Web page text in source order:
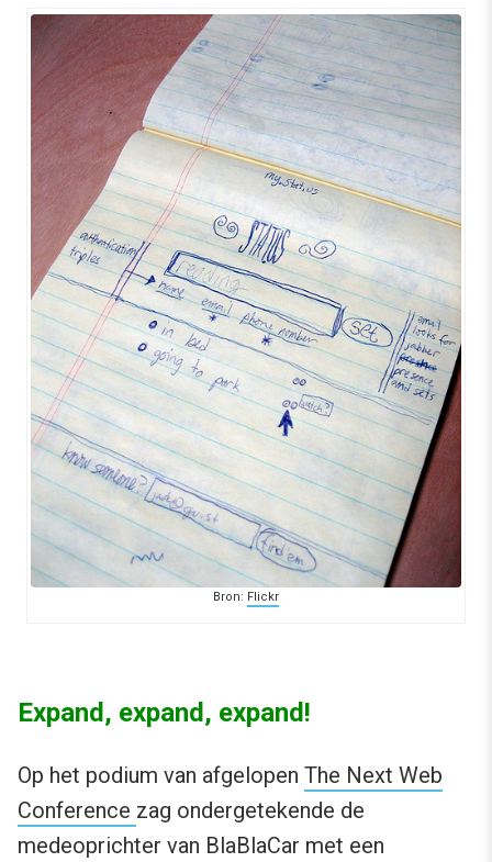
Bron: Flickr
Expand, expand, expand!
Op het podium van afgelopen The Next Web
Conference zag ondergetekende de
medeoprichter van BlaBlaCar met een